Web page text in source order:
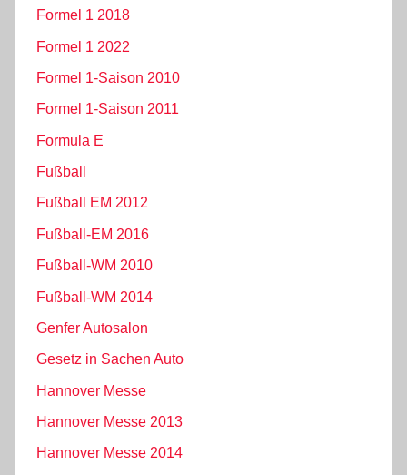
Formel 1 2018
Formel 1 2022
Formel 1-Saison 2010
Formel 1-Saison 2011
Formula E
Fußball
Fußball EM 2012
Fußball-EM 2016
Fußball-WM 2010
Fußball-WM 2014
Genfer Autosalon
Gesetz in Sachen Auto
Hannover Messe
Hannover Messe 2013
Hannover Messe 2014